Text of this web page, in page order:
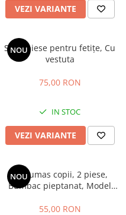
VEZI VARIANTE
NOU
Set 3 piese pentru fetițe, Cu
vestuta
75,00 RON
IN STOC
VEZI VARIANTE
NOU
Costumas copii, 2 piese,
Bumbac pieptanat, Model
55,00 RON